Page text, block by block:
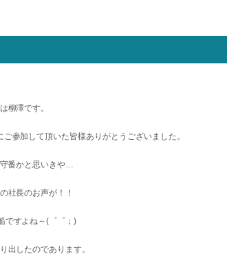
柳澤です。
参加して頂いた皆様ありがとうございました。
番かと思いきや…
社長のお声が！！
ですよね～(゜゜；)
出したのであります。